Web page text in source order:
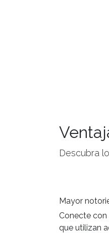
Descubra
Mayor
Conecte con
que utilizan